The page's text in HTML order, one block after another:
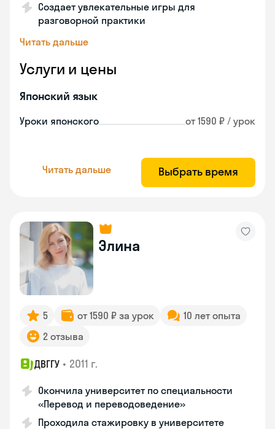
Создает увлекательные игры для
разговорной практики
Читать дальше
Услуги и цены
Японский язык
Уроки японского от 1590 ₽ / урок
Читать дальше Выбрать время
Элина
5 от 1590 ₽ за урок
10 лет опыта
2 отзыва
ДВГГУ • 2011 г.
Окончила университет по специальности
«Перевод и переводоведение»
Проходила стажировку в университете